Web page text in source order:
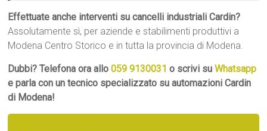
Effettuate anche interventi su cancelli industriali Cardin?
Assolutamente sì, per aziende e stabilimenti produttivi a
Modena Centro Storico e in tutta la provincia di Modena.
Dubbi? Telefona ora allo059 9130031 o scrivi suWhatsapp
e parla con un tecnico specializzato su automazioni Cardin
di Modena!